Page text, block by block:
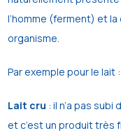
l’homme (ferment) et
organisme.
Par exemple pour le lait :
Lait cru : il n’a pas
et c’est un produit très